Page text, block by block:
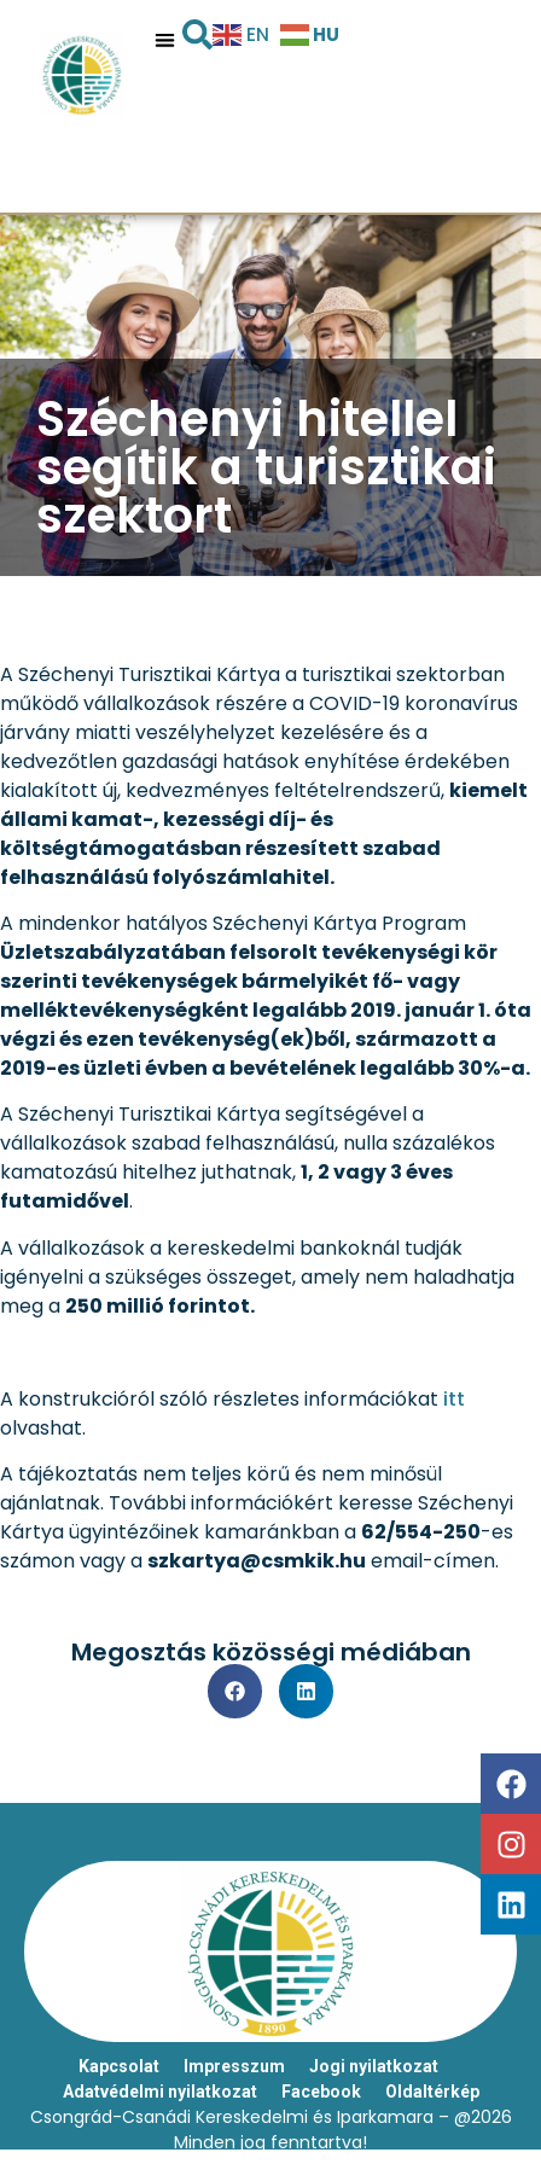
EN HU
Széchenyi hitellel
segítik a turisztikai
szektort
A Széchenyi Turisztikai Kártya a turisztikai szektorban
működő vállalkozások részére a COVID-19 koronavírus
járvány miatti veszélyhelyzet kezelésére és a
kedvezőtlen gazdasági hatások enyhítése érdekében
kialakított új, kedvezményes feltételrendszerű, kiemelt
állami kamat-, kezességi díj- és
költségtámogatásban részesített szabad
felhasználású folyószámlahitel.
A mindenkor hatályos Széchenyi Kártya Program
Üzletszabályzatában felsorolt tevékenységi kör
szerinti tevékenységek bármelyikét fő- vagy
melléktevékenységként legalább 2019. január 1. óta
végzi és ezen tevékenység(ek)ből, származott a
2019-es üzleti évben a bevételének legalább 30%-a.
A Széchenyi Turisztikai Kártya segítségével a
vállalkozások szabad felhasználású, nulla százalékos
kamatozású hitelhez juthatnak,1, 2 vagy 3 éves
futamidővel.
A vállalkozások a kereskedelmi bankoknál tudják
igényelni a szükséges összeget, amely nem haladhatja
meg a 250 millió forintot.
A konstrukcióról szóló részletes információkat itt
olvashat.
A tájékoztatás nem teljes körű és nem minősül
ajánlatnak. További információkért keresse Széchenyi
Kártya ügyintézőinek kamaránkban a 62/554-250-es
számon vagy aszkartya@csmkik.hu email-címen.
Megosztás közösségi médiában
Kapcsolat Impresszum
Jogi nyilatkozat
Adatvédelmi nyilatkozat
Facebook Oldaltérkép
Csongrád-Csanádi Kereskedelmi és Iparkamara – @2026
Minden jog fenntartva!